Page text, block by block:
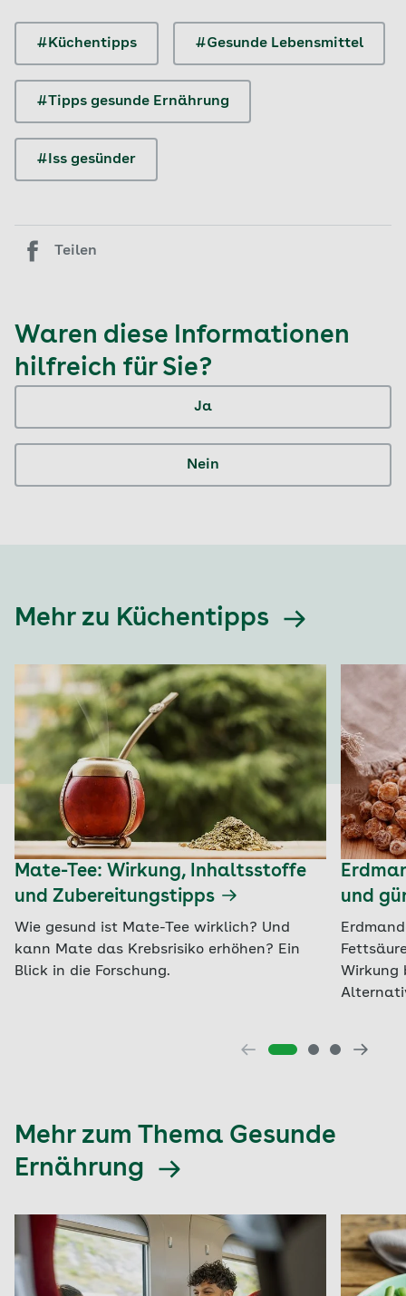
#Küchentipps #Gesunde Lebensmittel
#Tipps gesunde Ernährung
#Iss gesünder
Teilen
Waren diese Informationen
hilfreich für Sie?
Ja
Nein
Mehr zu Küchentipps
Mate-Tee: Wirkung, Inhaltsstoffe
und Zubereitungstipps
Wie gesund ist Mate-Tee wirklich? Und
kann Mate das Krebsrisiko erhöhen? Ein
Blick in die Forschung.
und
Wirkung
Mehr zum Thema Gesunde
Ernährung